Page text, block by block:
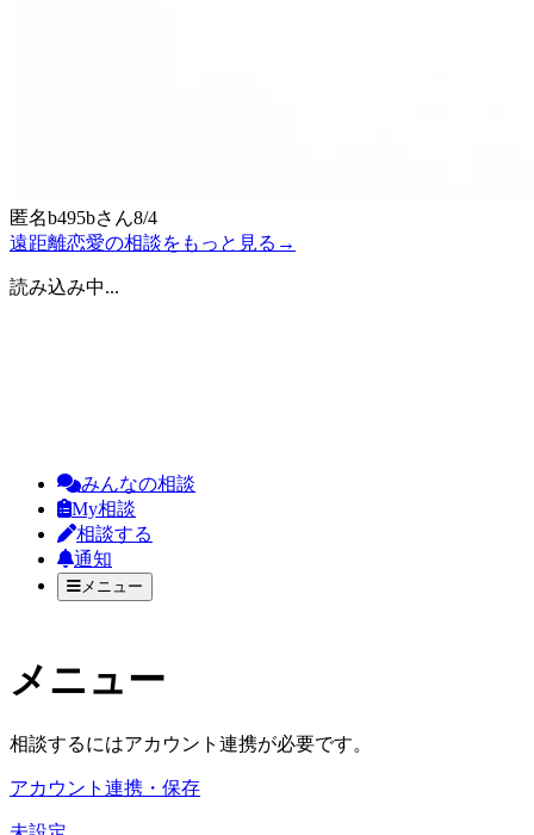
匿名b495bさん8/4
遠距離恋愛の相談をもっと見る →
読み込み中...
みんなの相談
My相談
相談する
通知
メニュー
メニュー
相談するにはアカウント連携が必要です。
アカウント連携・保存